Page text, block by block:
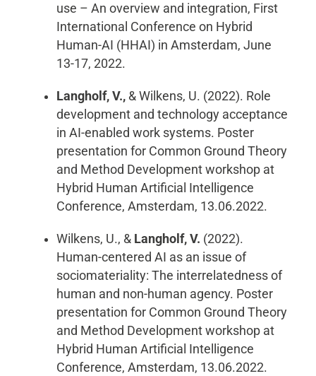
use – An overview and integration, First
International Conference on Hybrid
Human-AI (HHAI) in Amsterdam, June
13-17, 2022.
Langholf, V., & Wilkens, U. (2022). Role
development and technology acceptance
in AI-enabled work systems. Poster
presentation for Common Ground Theory
and Method Development workshop at
Hybrid Human Artificial Intelligence
Conference, Amsterdam, 13.06.2022.
Wilkens, U., & Langholf, V. (2022).
Human-centered AI as an issue of
sociomateriality: The interrelatedness of
human and non-human agency. Poster
presentation for Common Ground Theory
and Method Development workshop at
Hybrid Human Artificial Intelligence
Conference, Amsterdam, 13.06.2022.